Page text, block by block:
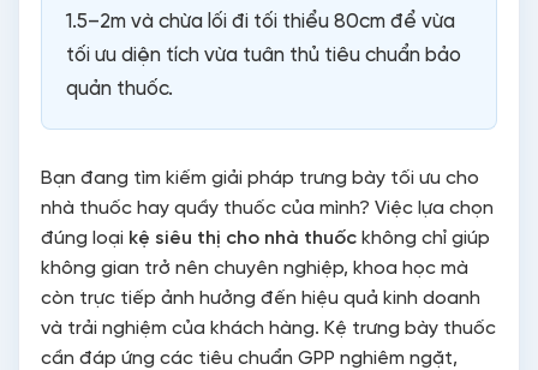
1.5–2m và chừa lối đi tối thiểu 80cm để vừa
tối ưu diện tích vừa tuân thủ tiêu chuẩn bảo
quản thuốc.
Bạn đang tìm kiếm giải pháp trưng bày tối ưu cho
nhà thuốc hay quầy thuốc của mình? Việc lựa chọn
đúng loại kệ siêu thị cho nhà thuốc không chỉ giúp
không gian trở nên chuyên nghiệp, khoa học mà
còn trực tiếp ảnh hưởng đến hiệu quả kinh doanh
và trải nghiệm của khách hàng. Kệ trưng bày thuốc
cần đáp ứng các tiêu chuẩn GPP nghiêm ngặt,